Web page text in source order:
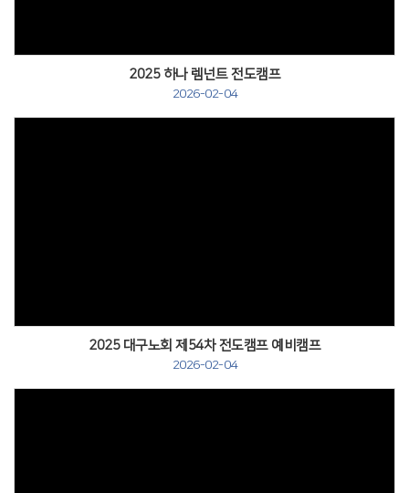
2025 하나 렘넌트 전도캠프
2026-02-04
2025 대구노회 제54차 전도캠프 예비캠프
2026-02-04